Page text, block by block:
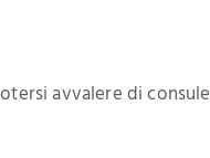
avvalere di